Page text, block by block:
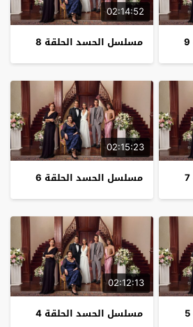
02:14:52
مسلسل الحسد الحلقة 8
02:15:23
مسلسل الحسد الحلقة 6
02:12:13
مسلسل الحسد الحلقة 4